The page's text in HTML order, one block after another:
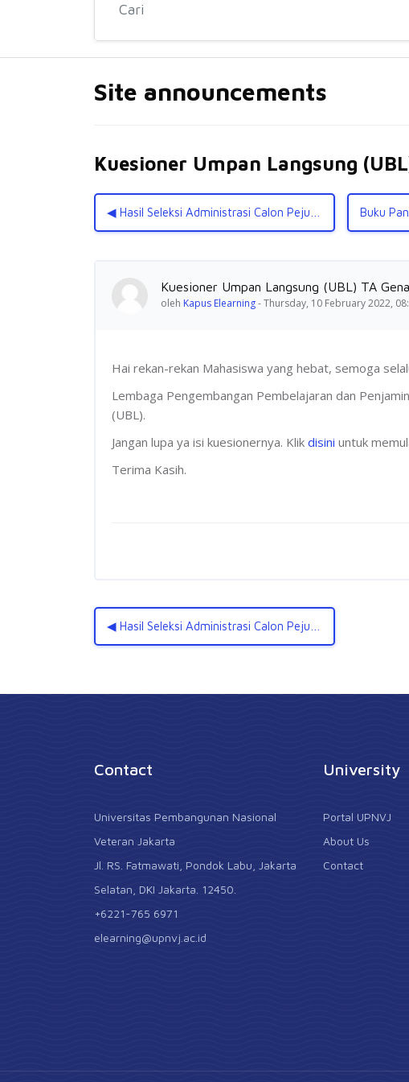
Site announcements
Kuesioner Umpan Langsung
Kuesioner Umpan Langsung (UBL) TA
oleh Kapus Elearning-Thursday, 10 February 2022,
Jumlah balasan: 0
Hai rekan-rekan Mahasiswa yang hebat, semoga
Lembaga Pengembangan Pembelajaran dan
(UBL).
Jangan lupa ya isi kuesionernya. Klik disini untuk
Terima Kasih.
Contact
Universitas Pembangunan Nasional
Veteran Jakarta
Jl. RS. Fatmawati, Pondok Labu, Jakarta
Selatan, DKI Jakarta. 12450.
+6221-765 6971
elearning@upnvj.ac.id
University
Portal UPNVJ
About Us
Contact